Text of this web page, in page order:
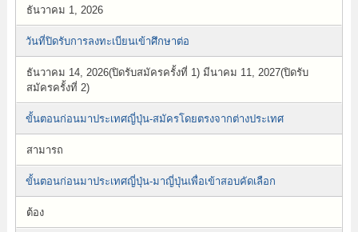
ธันวาคม 1, 2026
วันที่ปิดรับการลงทะเบียนเข้าศึกษาต่อ
ธันวาคม 14, 2026(ปิดรับสมัครครั้งที่ 1) มีนาคม 11, 2027(ปิดรับ
สมัครครั้งที่ 2)
ขั้นตอนก่อนมาประเทศญี่ปุ่น-สมัครโดยตรงจากต่างประเทศ
สามารถ
ขั้นตอนก่อนมาประเทศญี่ปุ่น-มาญี่ปุ่นเพื่อเข้าสอบคัดเลือก
ต้อง